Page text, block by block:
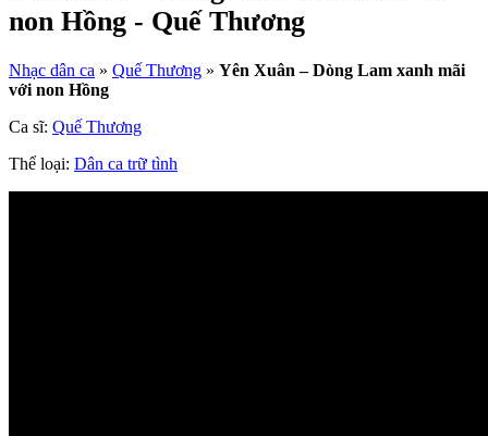
non Hồng - Quế Thương
Nhạc dân ca » Quế Thương » Yên Xuân – Dòng Lam xanh mãi
với non Hồng
Ca sĩ: Quế Thương
Thể loại: Dân ca trữ tình